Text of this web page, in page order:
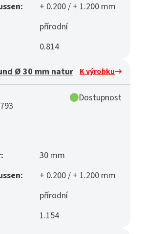
+ 0.200 / + 1.200 mm
přírodní
0.814
Ø 30 mm natur K výrobku
Dostupnost
30 mm
+ 0.200 / + 1.200 mm
přírodní
1.154